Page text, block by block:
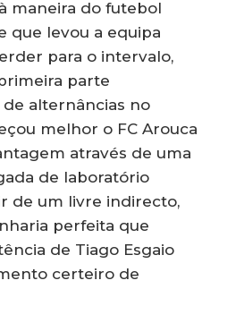
maneira do futebol
que levou a equipa
para o intervalo,
parte
alternâncias no
melhor o FC Arouca
através de uma
de laboratório
de um livre indirecto,
perfeita que
de Tiago Esgaio
certeiro de